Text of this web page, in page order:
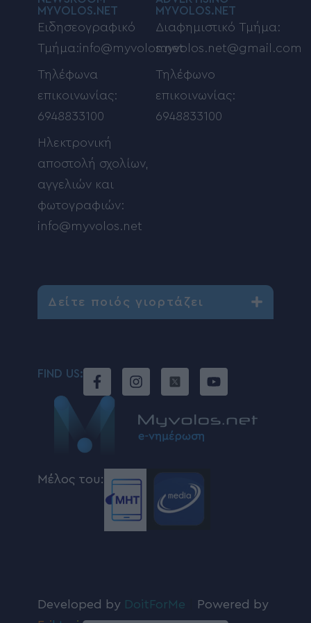
MYVOLOS.NET
Ειδησεογραφικό
Τμήμα:info@myvolos.net
Τηλέφωνα
επικοινωνίας:
6948833100
Ηλεκτρονική
αποστολή σχολίων,
αγγελιών και
φωτογραφιών:
info@myvolos.net
MYVOLOS.NET
Διαφημιστικό Τμήμα:
myvolos.net@gmail.com
Τηλέφωνο
επικοινωνίας:
6948833100
Δείτε ποιός γιορτάζει
FIND US:
Μέλος του:
Developed by DoitForMe
Powered by